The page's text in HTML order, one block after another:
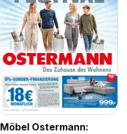
Möbel Ostermann: